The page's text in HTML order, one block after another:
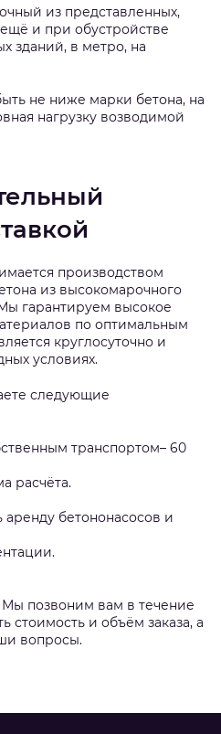
из представленных,
и при обустройстве
зданий, в метро, на
не ниже марки бетона, на
нагрузку возводимой
производством
из высокомарочного
гарантируем высокое
по оптимальным
круглосуточно и
условиях.
следующие
транспортом– 60
расчёта.
аренду бетононасосов и
Мы позвоним вам в течение
стоимость и объём заказа, а
вопросы.